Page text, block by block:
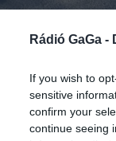
Rádió GaGa -
If you wish to
sensitive
confirm your
continue seeing